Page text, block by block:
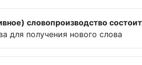
словопроизводство
для получения нового слова